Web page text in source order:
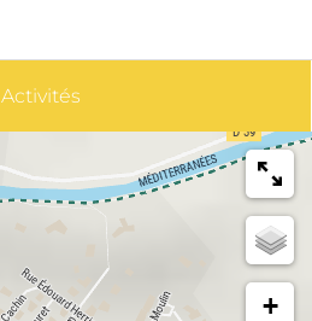
Activités
+